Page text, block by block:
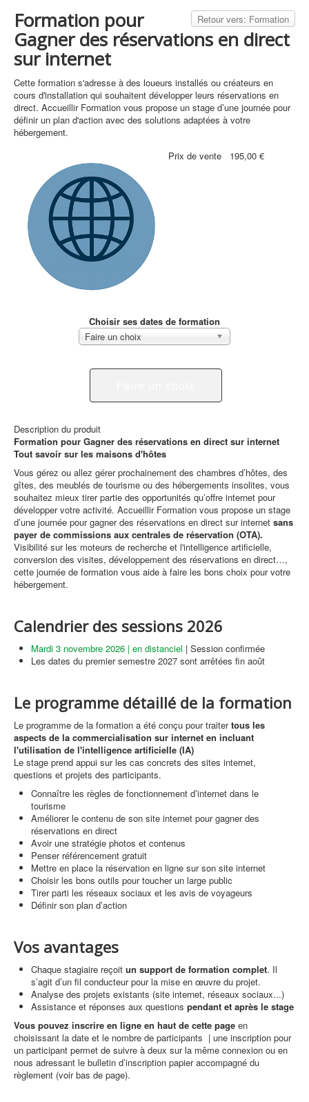
Retour vers: Formation
Formation pour
Gagner des réservations en direct
sur internet
Cette formation s'adresse à des loueurs installés ou créateurs en
cours d'installation qui souhaitent développer leurs réservations en
direct. Accueillir Formation vous propose un stage d’une journée pour
définir un plan d'action avec des solutions adaptées à votre
hébergement.
Prix ​​de vente
195,00 €
Choisir ses dates de formation
Faire un choix
Description du produit
Formation pour Gagner des réservations en direct sur internet
Tout savoir sur les maisons d'hôtes
Vous gérez ou allez gérer prochainement des chambres d’hôtes, des
gîtes, des meublés de tourisme ou des hébergements insolites, vous
souhaitez mieux tirer partie des opportunités qu’offre internet pour
développer votre activité. Accueillir Formation vous propose un stage
d’une journée pour gagner des réservations en direct sur internet sans
payer de commissions aux centrales de réservation (OTA).
Visibilité sur les moteurs de recherche et l'intelligence artificielle,
conversion des visites, développement des réservations en direct…,
cette journée de formation vous aide à faire les bons choix pour votre
hébergement.
Calendrier des sessions 2026
Mardi 3 novembre 2026 | en distanciel | Session confirmée
Les dates du premier semestre 2027 sont arrêtées fin août
Le programme détaillé de la formation
Le programme de la formation a été conçu pour traitertous les
aspects de la commercialisation sur internet en incluant
l'utilisation de l'intelligence artificielle (IA)
Le stage prend appui sur les cas concrets des sites internet,
questions et projets des participants.
Connaître les règles de fonctionnement d’internet dans le
tourisme
Améliorer le contenu de son site internet pour gagner des
réservations en direct
Avoir une stratégie photos et contenus
Penser référencement gratuit
Mettre en place la réservation en ligne sur son site internet
Choisir les bons outils pour toucher un large public
Tirer parti les réseaux sociaux et les avis de voyageurs
Définir son plan d’action
Vos avantages
Chaque stagiaire reçoit un support de formation complet. Il
s’agit d’un fil conducteur pour la mise en œuvre du projet.
Analyse des projets existants (site internet, réseaux sociaux...)
Assistance et réponses aux questions pendant et après le stage
Vous pouvez inscrire en ligne en haut de cette page en
choisissant la date et le nombre de participants | une inscription pour
un participant permet de suivre à deux sur la même connexion ou en
nous adressant le bulletin d’inscription papier accompagné du
règlement (voir bas de page).